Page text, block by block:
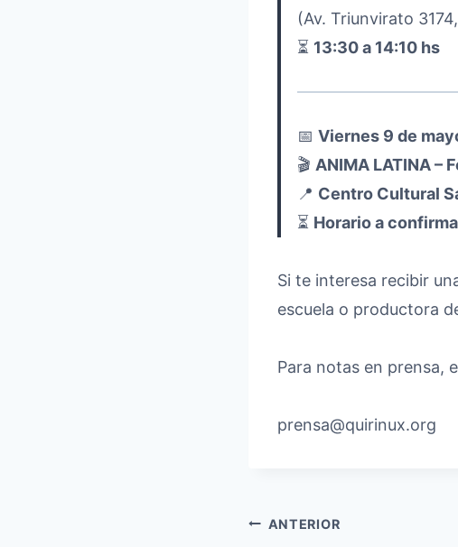
(Av. Triunvirato
⏳ 13:30 a 14:10 hs
📅 Viernes 9 de
🎬 ANIMA LATINA –
📍 Centro Cultural
⏳ Horario a
Si te interesa recibir
escuela o productora
Para notas en prensa,
prensa@quirinux.org
Navegación
ANTERIOR